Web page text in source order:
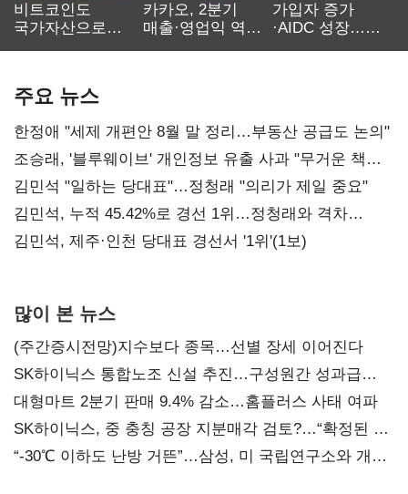
비트코인도
국가자산으로…'
카카오, 2분기
매출·영업익 역대
가입자 증가
·AIDC 성장…
주요 뉴스
한정애 "세제 개편안 8월 말 정리…부동산 공급도 논의"
조승래, '블루웨이브' 개인정보 유출 사과 "무거운 책임
통감"
김민석 "일하는 당대표"…정청래 "의리가 제일 중요"
김민석, 누적 45.42%로 경선 1위…정청래와 격차
0.86%p(2보)
김민석, 제주·인천 당대표 경선서 '1위'(1보)
많이 본 뉴스
(주간증시전망)지수보다 종목…선별 장세 이어진다
SK하이닉스 통합노조 신설 추진…구성원간 성과급
불만 확산
대형마트 2분기 판매 9.4% 감소…홈플러스 사태 여파
SK하이닉스, 중 충칭 공장 지분매각 검토?…“확정된 바
없어”
“-30℃ 이하도 난방 거뜬”…삼성, 미 국립연구소와 개발